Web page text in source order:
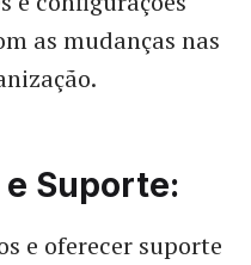
as mudanças nas
Suporte:
e oferecer suporte